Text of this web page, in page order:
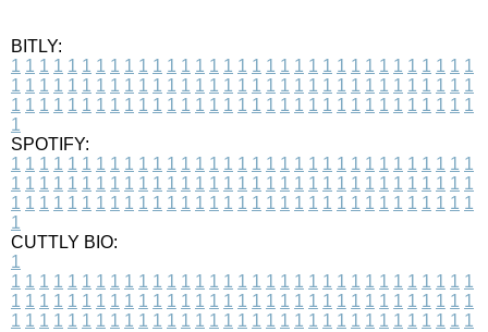
BITLY:
1 1 1 1 1 1 1 1 1 1 1 1 1 1 1 1 1 1 1 1 1 1 1 1 1 1 1 1 1 1 1 1 1
1 1 1 1 1 1 1 1 1 1 1 1 1 1 1 1 1 1 1 1 1 1 1 1 1 1 1 1 1 1 1 1 1
1 1 1 1 1 1 1 1 1 1 1 1 1 1 1 1 1 1 1 1 1 1 1 1 1 1 1 1 1 1 1 1 1
1
SPOTIFY:
1 1 1 1 1 1 1 1 1 1 1 1 1 1 1 1 1 1 1 1 1 1 1 1 1 1 1 1 1 1 1 1 1
1 1 1 1 1 1 1 1 1 1 1 1 1 1 1 1 1 1 1 1 1 1 1 1 1 1 1 1 1 1 1 1 1
1 1 1 1 1 1 1 1 1 1 1 1 1 1 1 1 1 1 1 1 1 1 1 1 1 1 1 1 1 1 1 1 1
1
CUTTLY BIO:
1
1 1 1 1 1 1 1 1 1 1 1 1 1 1 1 1 1 1 1 1 1 1 1 1 1 1 1 1 1 1 1 1 1
1 1 1 1 1 1 1 1 1 1 1 1 1 1 1 1 1 1 1 1 1 1 1 1 1 1 1 1 1 1 1 1 1
1 1 1 1 1 1 1 1 1 1 1 1 1 1 1 1 1 1 1 1 1 1 1 1 1 1 1 1 1 1 1 1 1